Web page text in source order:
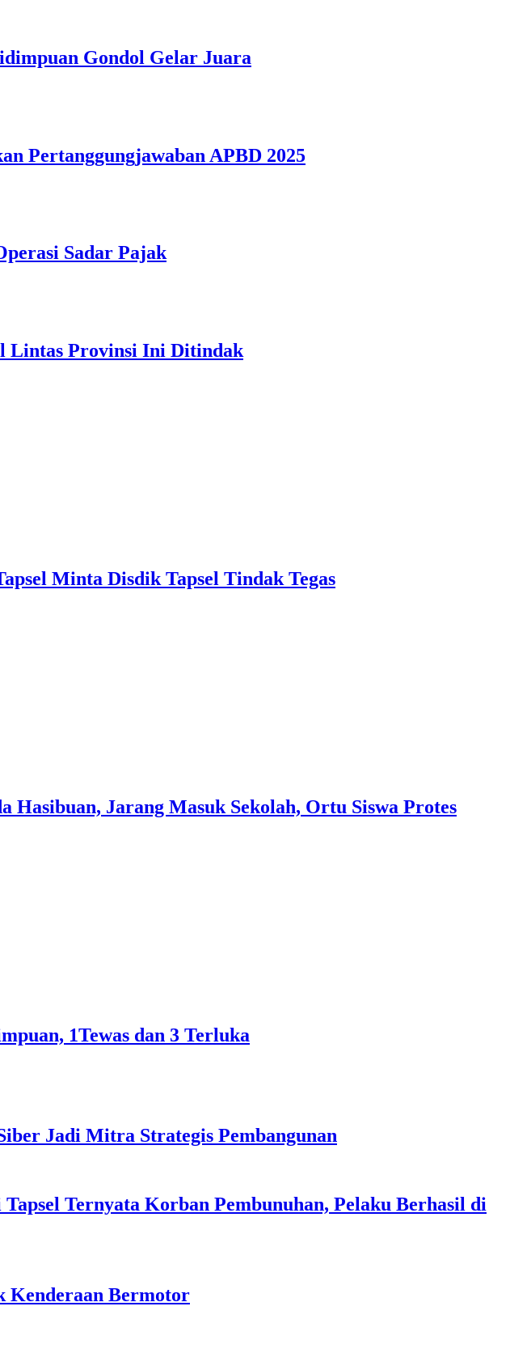
Gondol Gelar Juara
Pertanggungjawaban APBD 2025
Sadar Pajak
Lintas Provinsi Ini Ditindak
Minta Disdik Tapsel Tindak Tegas
Hasibuan, Jarang Masuk Sekolah, Ortu Siswa Protes
1Tewas dan 3 Terluka
Jadi Mitra Strategis Pembangunan
Ternyata Korban Pembunuhan, Pelaku Berhasil di
Kenderaan Bermotor